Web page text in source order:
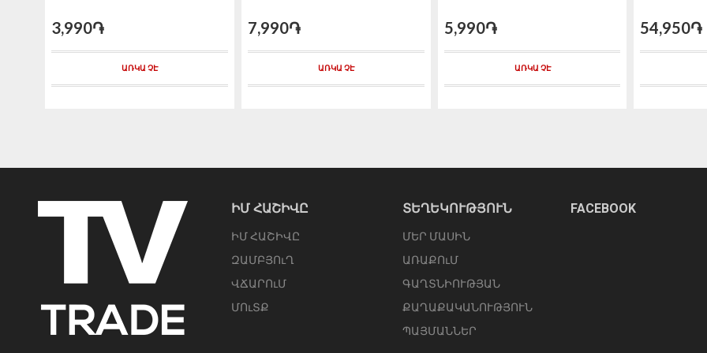
3,990֏
ԱՌԿԱ ՉԷ
7,990֏
ԱՌԿԱ ՉԷ
5,990֏
ԱՌԿԱ ՉԷ
54,950֏
ԻՄ ՀԱՇԻՎԸ
ԻՄ ՀԱՇԻՎԸ
ԶԱՄԲՅՈւՂ
ՎՃԱՐՈւՄ
ՄՈւՏՔ
ՏԵՂԵԿՈՒԹՅՈՒՆ
ՄԵՐ ՄԱՍԻՆ
ԱՌԱՔՈւՄ
ԳԱՂՏՆԻՈՒԹՅԱՆ
ՔԱՂԱՔԱԿԱՆՈՒԹՅՈՒՆ
ՊԱՅՄԱՆՆԵՐ
FACEBOOK